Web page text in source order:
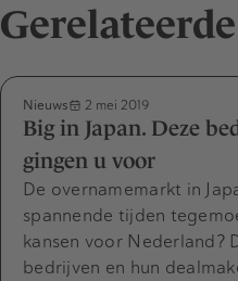
Nieuws 2 mei 2019
Big in Japan. Deze
gingen u voor
De overnamemarkt in
spannende tijden
kansen voor Nederland?
bedrijven en hun